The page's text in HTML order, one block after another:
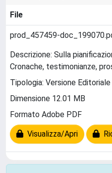
File
prod_457459-
Descrizione: Sulla
Cronache, testimonianze,
Tipologia: Versione
Dimensione 12.01 MB
Formato Adobe PDF
Visualizza/Apri